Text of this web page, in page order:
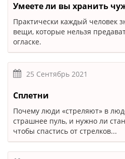
Умеете ли вы хранить
Практически каждый человек
вещи, которые нельзя
огласке.
25 Сентябрь 2021
Сплетни
Почему люди «стреляют» в
страшнее пуль, и нужно ли
чтобы спастись от стрелков...